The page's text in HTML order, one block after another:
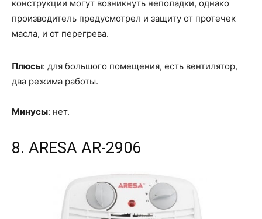
конструкции могут возникнуть неполадки, однако
производитель предусмотрел и защиту от протечек
масла, и от перегрева.
Плюсы: для большого помещения, есть вентилятор,
два режима работы.
Минусы: нет.
8. ARESA AR-2906